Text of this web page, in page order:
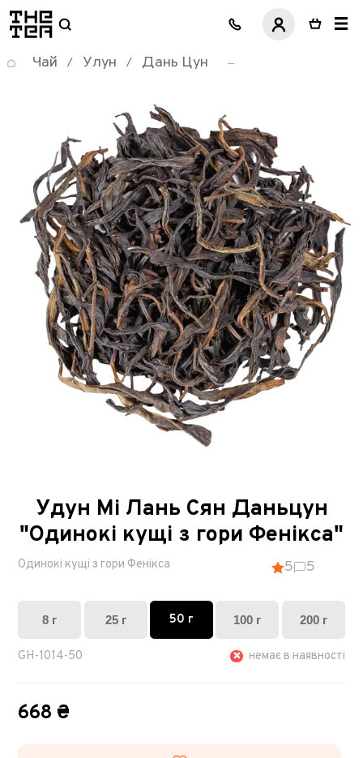
логотип
Чай / Улун / Дань Цун
Удун Мі Лань Сян Даньцун
"Одинокі кущі з гори Фенікса"
Одинокі кущі з гори Фенікса 5 5
8 г 25 г 50 г 100 г 200 г
GH-1014-50 немає в наявності
668 ₴